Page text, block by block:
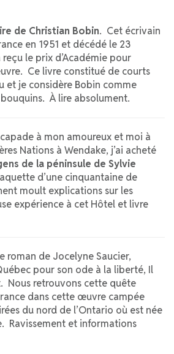
de Christian Bobin. Cet écrivain
en 1951 et décédé le 23
le prix d’Académie pour
Ce livre constitué de courts
et je considère Bobin comme
À lire absolument.
à mon amoureux et moi à
Nations à Wendake, j’ai acheté
de la péninsule de Sylvie
d’une cinquantaine de
moult explications sur les
expérience à cet Hôtel et livre
roman de Jocelyne Saucier,
pour son ode à la liberté, Il
Nous retrouvons cette quête
dans cette œuvre campée
du nord de l’Ontario où est née
Ravissement et informations